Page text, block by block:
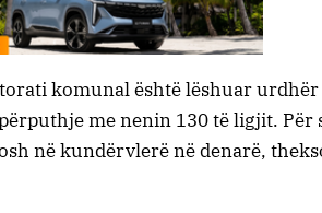
komunal është lëshuar
me nenin 130 të ligjit. Për
në kundërvlerë në denarë,